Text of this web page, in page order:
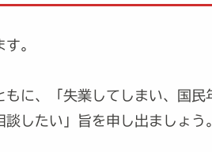
。
もに、「失業してしまい、国
したい」旨を申し出ましょう。